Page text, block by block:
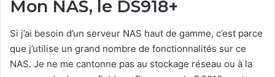
Mon NAS, le DS918+
Si j’ai besoin d’un serveur NAS haut de gamme, c’est parce
que j’utilise un grand nombre de fonctionnalités sur ce
NAS. Je ne me cantonne pas au stockage réseau ou à la